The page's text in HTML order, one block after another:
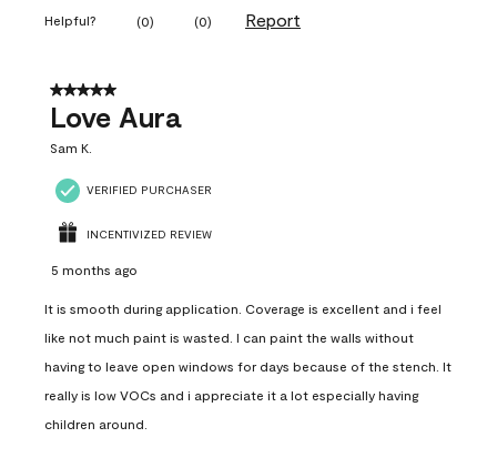
Helpful? (0) (0) Report
5 out of 5 stars.
Love Aura
Sam K.
VERIFIED PURCHASER
INCENTIVIZED REVIEW
5 months ago
It is smooth during application. Coverage is excellent and i feel
like not much paint is wasted. I can paint the walls without
having to leave open windows for days because of the stench. It
really is low VOCs and i appreciate it a lot especially having
children around.